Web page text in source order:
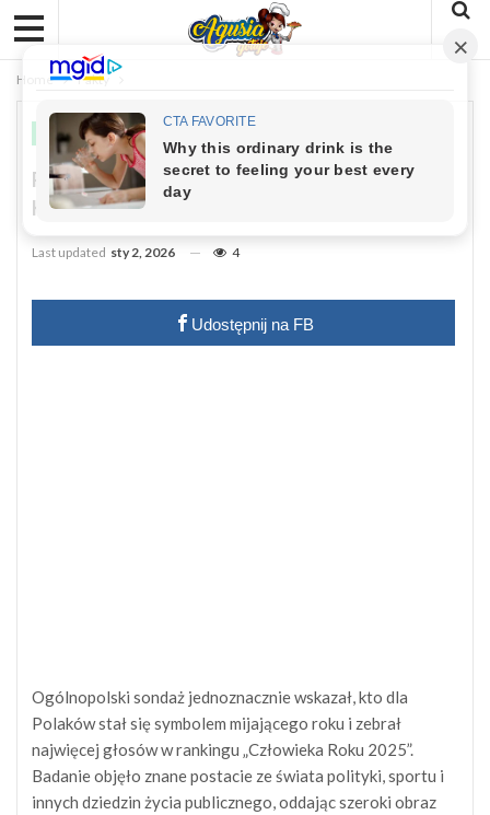
Home Fakty
FAKTY
Polacy Wybrali Człowieka Roku 2025 –
Karol Nawrocki Triumfuje
Last updated sty 2, 2026 4
Udostępnij na FB
Ogólnopolski sondaż jednoznacznie wskazał, kto dla
Polaków stał się symbolem mijającego roku i zebrał
najwięcej głosów w rankingu „Człowieka Roku 2025”.
Badanie objęło znane postacie ze świata polityki, sportu i
innych dziedzin życia publicznego, oddając szeroki obraz